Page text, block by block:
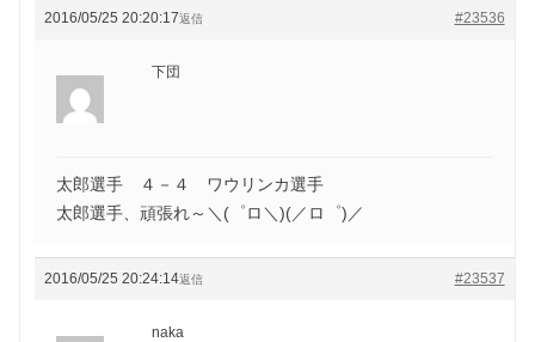
2016/05/25 20:20:17 #23536
返信
下団
太郎選手 ４－４ ワウリンカ選手
太郎選手、頑張れ～＼(゜ロ＼)(／ロ゜)／
2016/05/25 20:24:14 #23537
返信
naka